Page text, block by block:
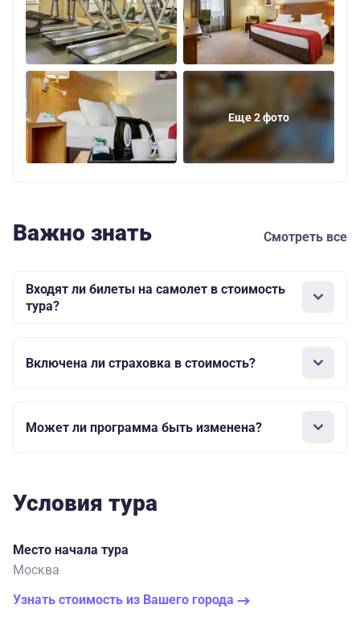
Еще 2 фото
Важно знать Смотреть все
Входят ли билеты на самолет в стоимость
тура?
Включена ли страховка в стоимость?
Может ли программа быть изменена?
Условия тура
Место начала тура
Москва
Узнать стоимость из Вашего города